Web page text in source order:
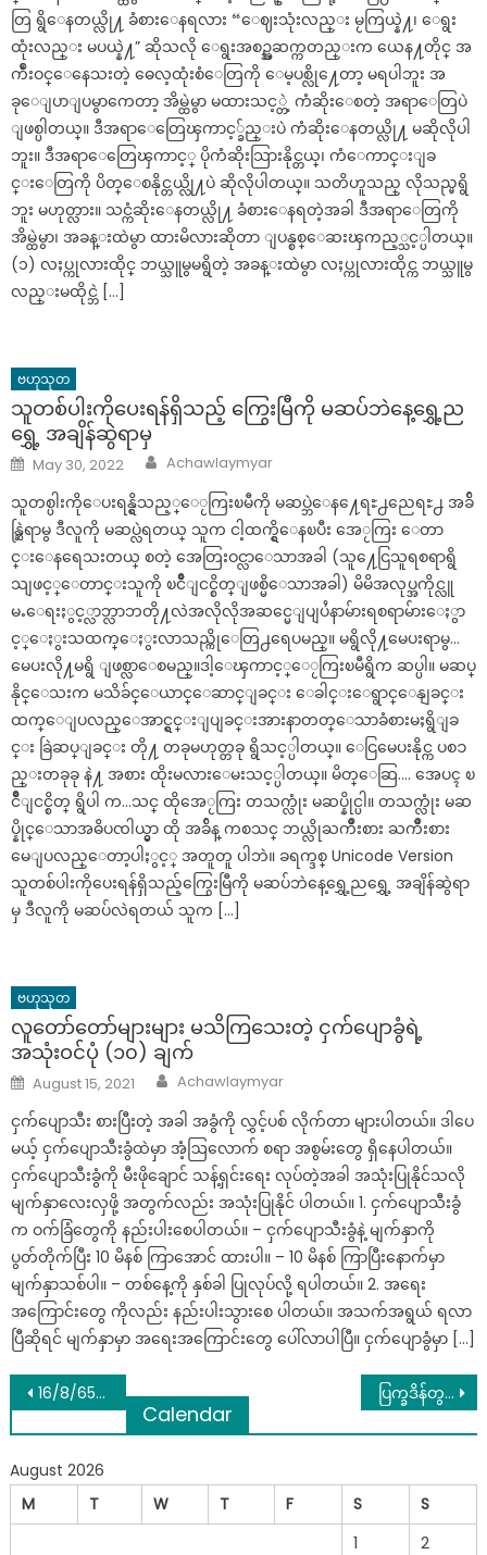
တြ ရွိေနတယ္လို႔ ခံစားေနရလား “ေဈးသုံးလည္း မႂကြယ္နဲ႔၊ ေရွး
ထုံးလည္း မပယ္နဲ႔” ဆိုသလို ေရွးအစဥ္အဆက္ကတည္းက ယေန႔တိုင္ အ
က်ဳံးဝင္ေနေသးတဲ့ ဓေလ့ထုံးစံေတြကို ေမ့ပစ္လို႔ေတာ့ မရပါဘူး အ
ခုေျပာျပမွာကေတာ့ အိမ္ထဲမွာ မထားသင့္တဲ့ ကံဆိုးေစတဲ့ အရာေတြပဲ
ျဖစ္ပါတယ္။ ဒီအရာေတြေၾကာင့္ခ်ည္းပဲ ကံဆိုးေနတယ္လို႔ မဆိုလိုပါ
ဘူး။ ဒီအရာေတြေၾကာင့္ ပိုကံဆိုးသြားနိုင္တယ္၊ ကံေကာင္းျခ
င္းေတြကို ပိတ္ေစနိုင္တယ္လို႔ပဲ ဆိုလိုပါတယ္။ သတိဟူသည္ လိုသည္မရွိ
ဘူး မဟုတ္လား။ သင္ကံဆိုးေနတယ္လို႔ ခံစားေနရတဲ့အခါ ဒီအရာေတြကို
အိမ္ထဲမွာ၊ အခန္းထဲမွာ ထားမိလားဆိုတာ ျပန္စစ္ေဆးၾကည့္သင့္ပါတယ္။
(၁) လႈပ္ကုလားထိုင္ ဘယ္သူမွမရွိတဲ့ အခန္းထဲမွာ လႈပ္ကုလားထိုင္က ဘယ္သူမွ
လည္းမထိုင္ဘဲ […]
ဗဟုသုတ
သူတစ်ပါးကိုပေးရန်ရှိသည့် ကြွေးမြီကို မဆပ်ဘဲနေ့ရွှေ့ည
ရွှေ့ အချိန်ဆွဲရာမှ
Posted
on
May 30, 2022 Author
Achawlaymyar
သူတစ္ပါးကိုေပးရန္ရွိသည့္ေႂကြးၿမီကို မဆပ္ဘဲေန႔ေရႊ႕ညေရႊ႕ အခ်ိ
န္ဆြဲရာမွ ဒီလူကို မဆပ္လဲရတယ္ သူက ငါ့ထက္ရွိေနၿပီး အေႂကြး ေတာ
င္းေနရေသးတယ္ စတဲ့ အေတြးဝင္လာေသာအခါ (သူ႔ေငြသူရစရာရွိ
သျဖင့္ေတာင္းသူကို ၿငိဳျငင္စိတ္ျဖစ္မိေသာအခါ) မိမိအလုပ္အကိုင္လူ
မႉေရးႏွင့္လာဘ္လာဘတို႔လဲအလိုလိုအဆင္မေျပျပႆနာမ်ားရစရာမ်ားေႏွာ
င့္ေႏွးသထက္ေႏွးလာသည္ကိုေတြ႕ရေပမည္။ မရွိလို႔မေပးရာမွ…
မေပးလို႔မရွိ ျဖစ္လာေစမည္။ဒါ့ေၾကာင့္ေႂကြးၿမီရွိက ဆပ္ပါ။ မဆပ္
နိုင္ေသးက မသိခ်င္ေယာင္ေဆာင္ျခင္း ေခါင္းေရွာင္ေနျခင္း
ထက္ေျပလည္ေအာင္ရွင္းျပျခင္းအားနာတတ္ေသာခံစားမႈရွိျခ
င္း ခြဲဆပ္ျခင္း တို႔ တခုမဟုတ္တခု ရွိသင့္ပါတယ္။ ေငြမေပးနိုင္က ပစၥ
ည္းတခုခု နဲ႔ အစား ထိုးမလားေမးသင့္ပါတယ္။ မိတ္ေဆြ…. အေပၚ ၿ
ငိဳျငင္စိတ္ ရွိပါ က…သင္ ထိုအေႂကြး တသက္လုံး မဆပ္နိုင္ပါ။ တသက္လုံး မဆ
ပ္နိုင္ေသာအဓိပၸါယ္မွာ ထို အခ်ိန္ ကစသင္ ဘယ္လိုႀကိဳးစား ႀကိဳးစား
မေျပလည္ေတာ့ပါႏွင့္ အတူတူ ပါဘဲ။ ခရက္ဒစ္ Unicode Version
သူတစ်ပါးကိုပေးရန်ရှိသည့်ကြွေးမြီကို မဆပ်ဘဲနေ့ရွှေ့ညရွှေ့ အချိန်ဆွဲရာ
မှ ဒီလူကို မဆပ်လဲရတယ် သူက […]
ဗဟုသုတ
လူတော်တော်များများ မသိကြသေးတဲ့ ငှက်ပျောခွံရဲ့
အသုံးဝင်ပုံ (၁၀) ချက်
Posted
on
August 15, 2021 Author
Achawlaymyar
ငှက်ပျောသီး စားပြီးတဲ့ အခါ အခွံကို လွှင့်ပစ် လိုက်တာ များပါတယ်။ ဒါပေ
မယ့် ငှက်ပျောသီးခွံထဲမှာ အံ့ဩလောက် စရာ အစွမ်းတွေ ရှိနေပါတယ်။
ငှက်ပျောသီးခွံကို မီးဖိုချောင် သန့်ရှင်းရေး လုပ်တဲ့အခါ အသုံးပြုနိုင်သလို
မျက်နှာလေးလှဖို့ အတွက်လည်း အသုံးပြုနိုင် ပါတယ်။ 1. ငှက်ပျောသီးခွံ
က ဝက်ခြံတွေကို နည်းပါးစေပါတယ်။ – ငှက်ပျောသီးခွံနဲ့ မျက်နှာကို
ပွတ်တိုက်ပြီး 10 မိနစ် ကြာအောင် ထားပါ။ – 10 မိနစ် ကြာပြီးနောက်မှာ
မျက်နှာသစ်ပါ။ – တစ်နေ့ကို နှစ်ခါ ပြုလုပ်လို့ ရပါတယ်။ 2. အရေး
အကြောင်းတွေ ကိုလည်း နည်းပါးသွားစေ ပါတယ်။ အသက်အရွယ် ရလာ
ပြီဆိုရင် မျက်နှာမှာ အရေးအကြောင်းတွေ ပေါ်လာပါပြီ။ ငှက်ပျောခွံမှာ […]
Post
navigation
16/8/65 ကာလအတွက် တင်းကျပ်သော လမ်းညွှန်ချက်များ ပြက္ခဒိန်တွင်ကံကောင်းစေသောဂဏန်းများ2022 ခုနှစ် သြဂုတ်လ 16 ရက်နေ့ထီမထွက်မီမြန်မြန်ကြည့်လိုက်ပါ။
Calendar
August 2026
M
T W T F S
S
1
2